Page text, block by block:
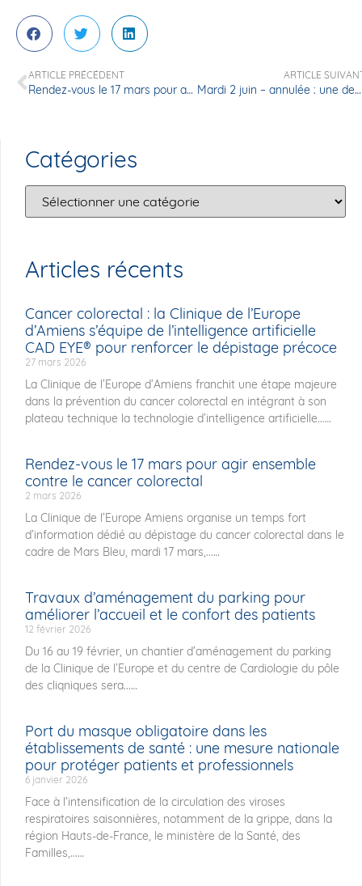
ARTICLE PRÉCÉDENT
Rendez-vous le 17 mars pour agir ensemble contre le cancer colorectal
ARTICLE
Mardi 2 juin – annulée : une demi-journée dédiée aux myélodysplasies avec l’association CCM
Catégories
Articles récents
Cancer colorectal : la Clinique de l’Europe
d’Amiens s’équipe de l’intelligence artificielle
CAD EYE® pour renforcer le dépistage précoce
27 mars 2026
La Clinique de l’Europe d’Amiens franchit une étape majeure
dans la prévention du cancer colorectal en intégrant à son
plateau technique la technologie d’intelligence artificielle...
Rendez-vous le 17 mars pour agir ensemble
contre le cancer colorectal
2 mars 2026
La Clinique de l’Europe Amiens organise un temps fort
d’information dédié au dépistage du cancer colorectal dans le
cadre de Mars Bleu, mardi 17 mars,...
Travaux d’aménagement du parking pour
améliorer l’accueil et le confort des patients
12 février 2026
Du 16 au 19 février, un chantier d’aménagement du parking
de la Clinique de l’Europe et du centre de Cardiologie du pôle
des cliqniques sera...
Port du masque obligatoire dans les
établissements de santé : une mesure nationale
pour protéger patients et professionnels
6 janvier 2026
Face à l’intensification de la circulation des viroses
respiratoires saisonnières, notamment de la grippe, dans la
région Hauts-de-France, le ministère de la Santé, des
Familles,...